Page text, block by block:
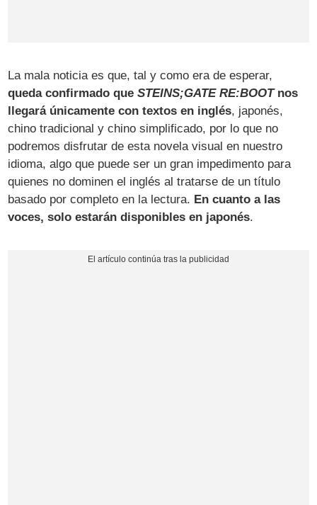
La mala noticia es que, tal y como era de esperar,
queda confirmado queSTEINS;GATE RE:BOOTnos
llegará únicamente con textos en inglés, japonés,
chino tradicional y chino simplificado, por lo que no
podremos disfrutar de esta novela visual en nuestro
idioma, algo que puede ser un gran impedimento para
quienes no dominen el inglés al tratarse de un título
basado por completo en la lectura. En cuanto a las
voces, solo estarán disponibles en japonés.